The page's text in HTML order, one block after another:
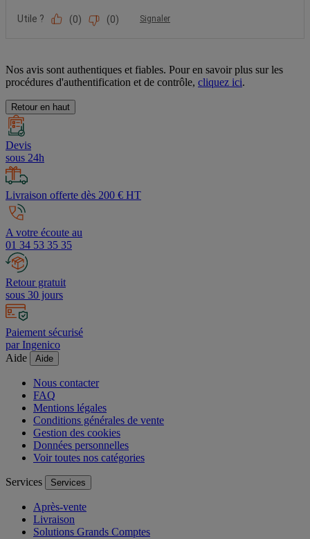
Nos avis sont authentiques et fiables. Pour en savoir plus sur les
procédures d'authentification et de contrôle, cliquez ici.
Retour en haut
Devis
sous 24h
Livraison offerte dès 200 € HT
A votre écoute au
01 34 53 35 35
Retour gratuit
sous 30 jours
Paiement sécurisé
par Ingenico
Aide
Aide
Nous contacter
FAQ
Mentions légales
Conditions générales de vente
Gestion des cookies
Données personnelles
Voir toutes nos catégories
Services Services
Après-vente
Livraison
Solutions Grands Comptes